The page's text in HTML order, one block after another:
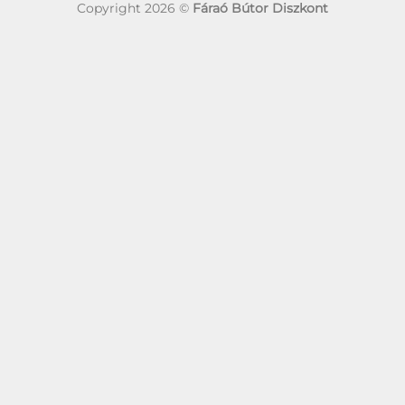
Copyright 2026 © Fáraó Bútor Diszkont